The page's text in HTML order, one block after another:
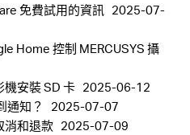
免費試用的資訊 2025-07-
Home 控制 MERCUSYS 攝
機安裝 SD 卡 2025-06-12
通知？
2025-07-07
消和退款 2025-07-09